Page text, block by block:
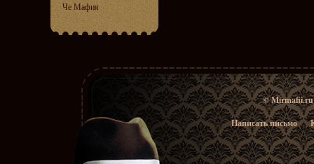
Че Мафия
© Mirmafii.ru
Написать письмо